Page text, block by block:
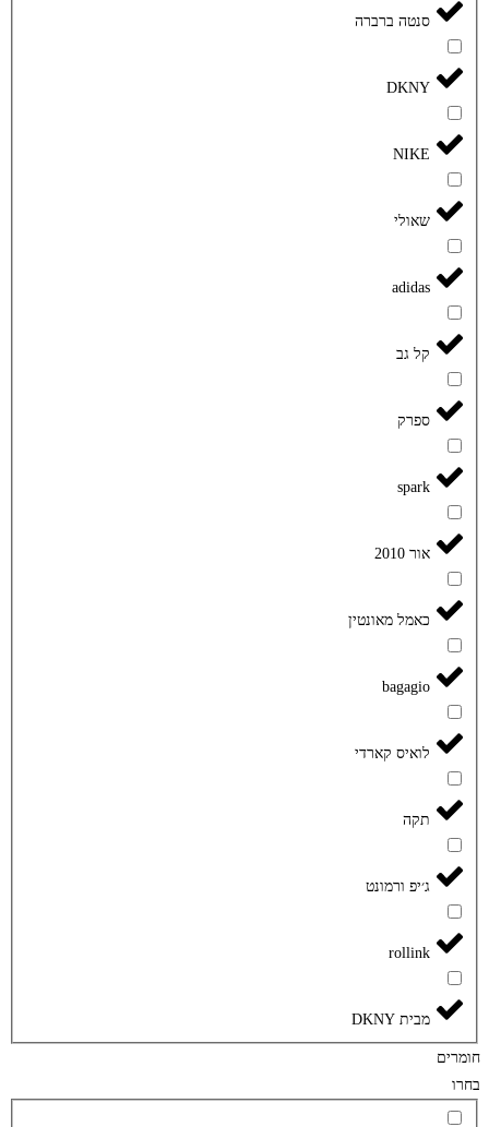
סנטה ברברה
DKNY
NIKE
שאולי
adidas
קל גב
ספרק
spark
אור 2010
כאמל מאונטין
bagagio
לואיס קארדי
תקה
ג׳יפ ורמונט
rollink
מבית DKNY
חומרים
בחרו